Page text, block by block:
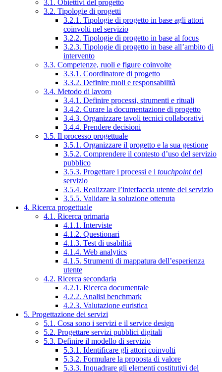
3.1. Obiettivi del progetto
3.2. Tipologie di progetti
3.2.1. Tipologie di progetto in base agli attori
coinvolti nel servizio
3.2.2. Tipologie di progetto in base al focus
3.2.3. Tipologie di progetto in base all’ambito di
intervento
3.3. Competenze, ruoli e figure coinvolte
3.3.1. Coordinatore di progetto
3.3.2. Definire ruoli e responsabilità
3.4. Metodo di lavoro
3.4.1. Definire processi, strumenti e rituali
3.4.2. Curare la documentazione di progetto
3.4.3. Organizzare tavoli tecnici collaborativi
3.4.4. Prendere decisioni
3.5. Il processo progettuale
3.5.1. Organizzare il progetto e la sua gestione
3.5.2. Comprendere il contesto d’uso del servizio
pubblico
3.5.3. Progettare i processi e i touchpointdel
servizio
3.5.4. Realizzare l’interfaccia utente del servizio
3.5.5. Validare la soluzione ottenuta
4. Ricerca progettuale
4.1. Ricerca primaria
4.1.1. Interviste
4.1.2. Questionari
4.1.3. Test di usabilità
4.1.4. Web analytics
4.1.5. Strumenti di mappatura dell’esperienza
utente
4.2. Ricerca secondaria
4.2.1. Ricerca documentale
4.2.2. Analisi benchmark
4.2.3. Valutazione euristica
5. Progettazione dei servizi
5.1. Cosa sono i servizi e il service design
5.2. Progettare servizi pubblici digitali
5.3. Definire il modello di servizio
5.3.1. Identificare gli attori coinvolti
5.3.2. Formulare la proposta di valore
5.3.3. Inquadrare gli elementi costitutivi del